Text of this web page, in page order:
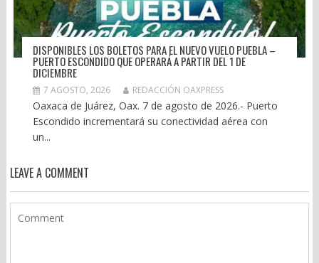
DISPONIBLES LOS BOLETOS PARA EL NUEVO VUELO PUEBLA –
PUERTO ESCONDIDO QUE OPERARÁ A PARTIR DEL 1 DE
DICIEMBRE
7 AGOSTO, 2026 REDACCIÓN OAXPRESS
Oaxaca de Juárez, Oax. 7 de agosto de 2026.- Puerto
Escondido incrementará su conectividad aérea con
un...
LEAVE A COMMENT